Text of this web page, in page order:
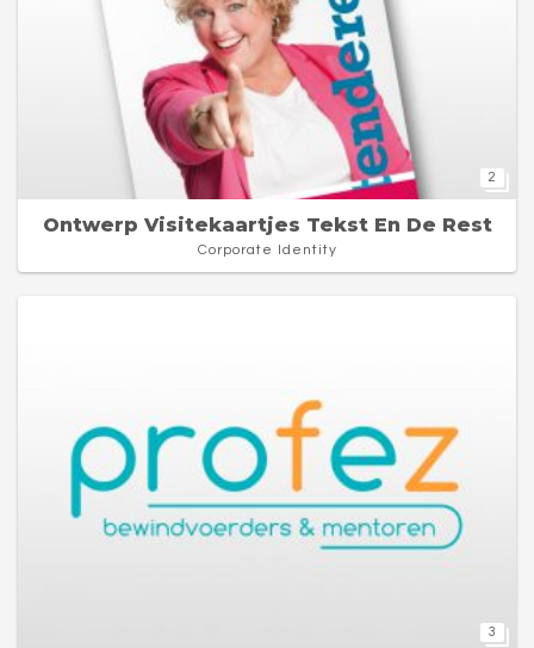
2
Ontwerp Visitekaartjes Tekst En De Rest
Corporate Identity
3